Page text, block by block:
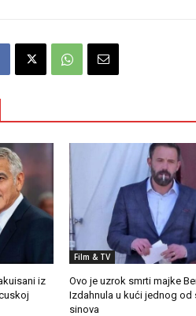
iz
Film & TV
Ovo je uzrok smrti majke
Izdahnula u kući jednog od
sinova